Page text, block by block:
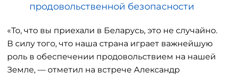
продовольственной безопасности
«То, что вы приехали в Беларусь, это не случайно.
В силу того, что наша страна играет важнейшую
роль в обеспечении продовольствием на нашей
Земле, — отметил на встрече Александр